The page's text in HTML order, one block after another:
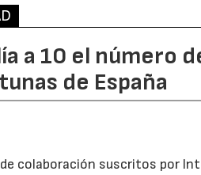
a 10 el número
de España
colaboración suscritos por